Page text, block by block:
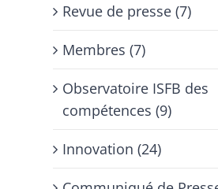
Revue de presse (7)
Membres (7)
Observatoire ISFB des
compétences (9)
Innovation (24)